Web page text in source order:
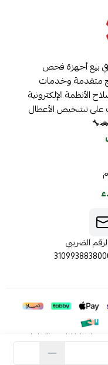
بيع أجهزة فحص
متقدمة وخدمات
الأنظمة الإلكترونية
على تشخيص الأعطال
الرقم الضريبي